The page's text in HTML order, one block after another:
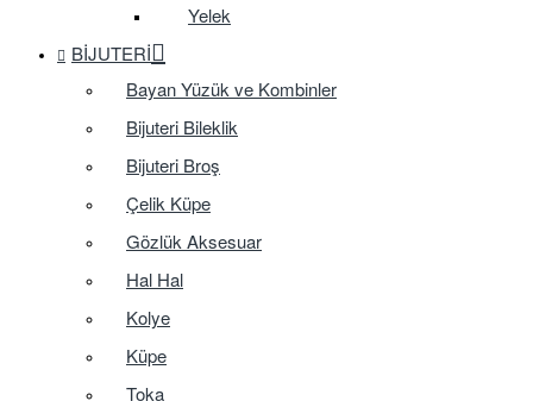
Yelek
BIJUTERI
Bayan Yüzük ve Kombinler
Bijuteri Bileklik
Bijuteri Broş
Çelik Küpe
Gözlük Aksesuar
Hal Hal
Kolye
Küpe
Toka